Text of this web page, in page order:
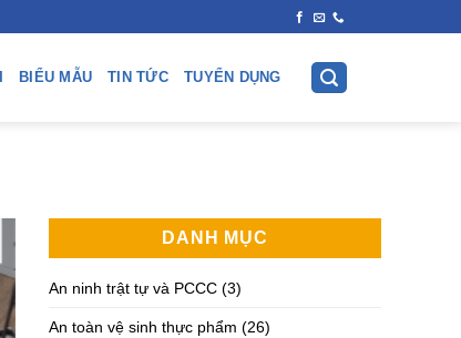
BIỂU MẪU TIN TỨC TUYỂN DỤNG
DANH MỤC
An ninh trật tự và PCCC (3)
An toàn vệ sinh thực phẩm (26)